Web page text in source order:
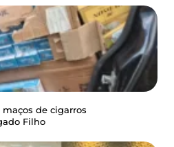
de cigarros
Filho